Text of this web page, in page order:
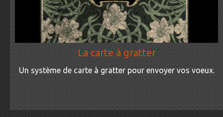
La carte à gratter
Un système de carte à gratter pour envoyer vos voeux.